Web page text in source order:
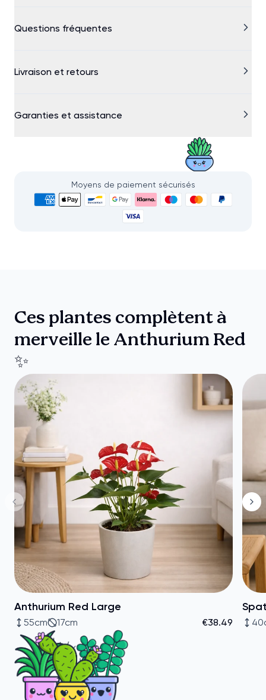
Questions fréquentes
Livraison et retours
Garanties et assistance
Moyens de paiement sécurisés
Ces plantes complètent à
merveille le Anthurium Red
✨
Anthurium Red Large
55cm 17cm €38.49